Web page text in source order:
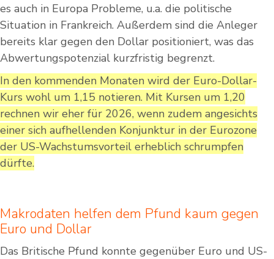
es auch in Europa Probleme, u.a. die politische
Situation in Frankreich. Außerdem sind die Anleger
bereits klar gegen den Dollar positioniert, was das
Abwertungspotenzial kurzfristig begrenzt.
In den kommenden Monaten wird der Euro-Dollar-
Kurs wohl um 1,15 notieren. Mit Kursen um 1,20
rechnen wir eher für 2026, wenn zudem angesichts
einer sich aufhellenden Konjunktur in der Eurozone
der US-Wachstumsvorteil erheblich schrumpfen
dürfte.
Makrodaten helfen dem Pfund kaum gegen
Euro und Dollar
Das Britische Pfund konnte gegenüber Euro und US-